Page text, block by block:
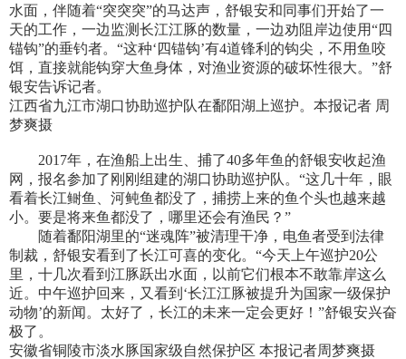
水面，伴随着“突突突”的马达声，舒银安和同事们开始了一
天的工作，一边监测长江江豚的数量，一边劝阻岸边使用“四
锚钩”的垂钓者。“这种‘四锚钩’有4道锋利的钩尖，不用鱼咬
饵，直接就能钩穿大鱼身体，对渔业资源的破坏性很大。”舒
银安告诉记者。
江西省九江市湖口协助巡护队在鄱阳湖上巡护。本报记者 周
梦爽摄
2017年，在渔船上出生、捕了40多年鱼的舒银安收起渔
网，报名参加了刚刚组建的湖口协助巡护队。“这几十年，眼
看着长江鲥鱼、河鲀鱼都没了，捕捞上来的鱼个头也越来越
小。要是将来鱼都没了，哪里还会有渔民？”
随着鄱阳湖里的“迷魂阵”被清理干净，电鱼者受到法律
制裁，舒银安看到了长江可喜的变化。“今天上午巡护20公
里，十几次看到江豚跃出水面，以前它们根本不敢靠岸这么
近。中午巡护回来，又看到‘长江江豚被提升为国家一级保护
动物’的新闻。太好了，长江的未来一定会更好！”舒银安兴奋
极了。
安徽省铜陵市淡水豚国家级自然保护区 本报记者周梦爽摄